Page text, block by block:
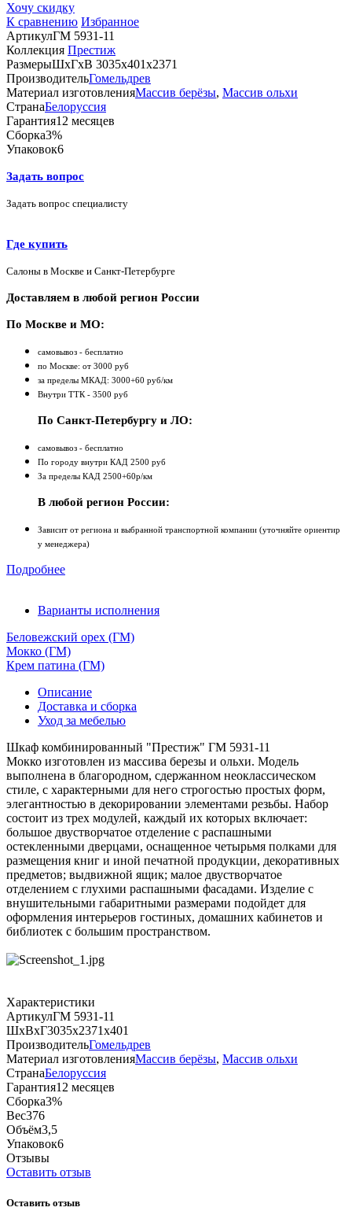
Хочу скидку
К сравнению Избранное
АртикулГМ 5931-11
Коллекция Престиж
РазмерыШхГхВ 3035х401х2371
ПроизводительГомельдрев
Материал изготовленияМассив берёзы, Массив ольхи
СтранаБелоруссия
Гарантия12 месяцев
Сборка3%
Упаковок6
Задать вопрос
Задать вопрос специалисту
Где купить
Салоны в Москве и Санкт-Петербурге
Доставляем в любой регион России
По Москве и МО:
самовывоз - бесплатно
по Москве: от 3000 руб
за пределы МКАД: 3000+60 руб/км
Внутри ТТК - 3500 руб
По Санкт-Петербургу и ЛО:
самовывоз - бесплатно
По городу внутри КАД 2500 руб
За пределы КАД 2500+60р/км
В любой регион России:
Зависит от региона и выбранной транспортной компании (уточняйте ориентир
у менеджера)
Подробнее
Варианты исполнения
Беловежский орех (ГМ)
Мокко (ГМ)
Крем патина (ГМ)
Описание
Доставка и сборка
Уход за мебелью
Шкаф комбинированный "Престиж" ГМ 5931-11
Мокко изготовлен из массива березы и ольхи. Модель
выполнена в благородном, сдержанном неоклассическом
стиле, с характерными для него строгостью простых форм,
элегантностью в декорировании элементами резьбы. Набор
состоит из трех модулей, каждый их которых включает:
большое двустворчатое отделение с распашными
остекленными дверцами, оснащенное четырьмя полками для
размещения книг и иной печатной продукции, декоративных
предметов; выдвижной ящик; малое двустворчатое
отделением с глухими распашными фасадами. Изделие с
внушительными габаритными размерами подойдет для
оформления интерьеров гостиных, домашних кабинетов и
библиотек с большим пространством.
Характеристики
АртикулГМ 5931-11
ШхВхГ3035х2371х401
ПроизводительГомельдрев
Материал изготовленияМассив берёзы, Массив ольхи
СтранаБелоруссия
Гарантия12 месяцев
Сборка3%
Вес376
Объём3,5
Упаковок6
Отзывы
Оставить отзыв
Оставить отзыв